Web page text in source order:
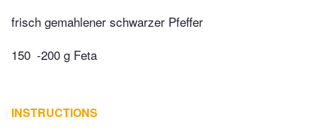
frisch gemahlener schwarzer Pfeffer
150 -200 g Feta
INSTRUCTIONS